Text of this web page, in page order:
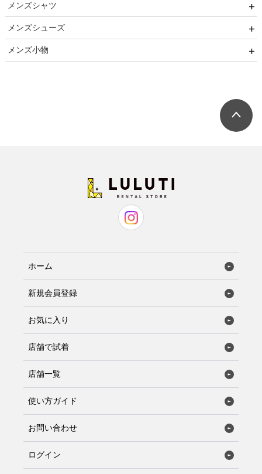
卒園式
卒業式
発表会
パーティー
ブラックフォーマル
リクルート
メンズシャツ
ネクタイ用
蝶ネクタイ用
メンズシューズ
ストレートチップ
メンズ小物
ホーム
新規会員登録
お気に入り
店舗で試着
店舗一覧
使い方ガイド
お問い合わせ
ログイン